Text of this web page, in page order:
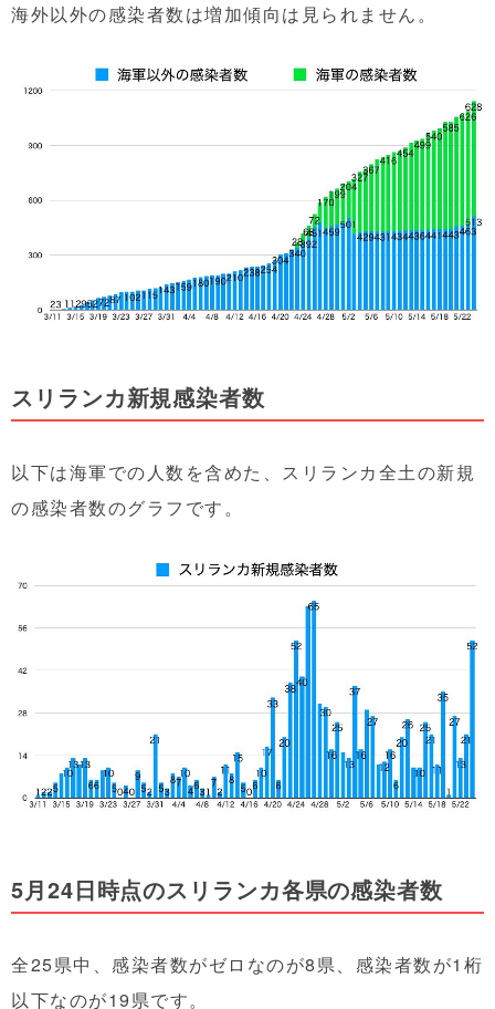
海外以外の感染者数は増加傾向は見られません。
スリランカ新規感染者数
以下は海軍での人数を含めた、スリランカ全土の新規
の感染者数のグラフです。
5月24日時点のスリランカ各県の感染者数
全25県中、感染者数がゼロなのが8県、感染者数が1桁
以下なのが19県です。